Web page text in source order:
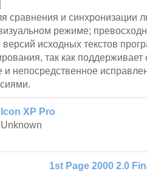
сравнения и синхронизации
режиме;
исходных текстов
так как поддерживает
и непосредственное
Icon XP Pro
Unknown
1st Page 2000 2.0